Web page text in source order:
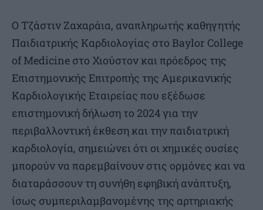
Ο Τζάστιν Ζαχαράια, αναπληρωτής καθηγητής
Παιδιατρικής Καρδιολογίας στο Baylor College
of Medicine στο Χιούστον και πρόεδρος της
Επιστημονικής Επιτροπής της Αμερικανικής
Καρδιολογικής Εταιρείας που εξέδωσε
επιστημονική δήλωση το 2024 για την
περιβαλλοντική έκθεση και την παιδιατρική
καρδιολογία, σημειώνει ότι οι χημικές ουσίες
μπορούν να παρεμβαίνουν στις ορμόνες και να
διαταράσσουν τη συνήθη εφηβική ανάπτυξη,
ίσως συμπεριλαμβανομένης της αρτηριακής